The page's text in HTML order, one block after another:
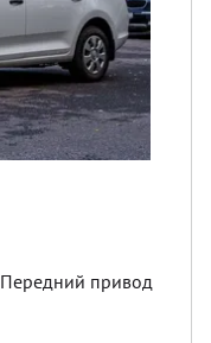
Передний привод